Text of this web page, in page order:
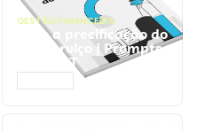
GESTÃO FINANCEIRA
Faça a precificação do
seu serviço | Prompts
ChatGPT